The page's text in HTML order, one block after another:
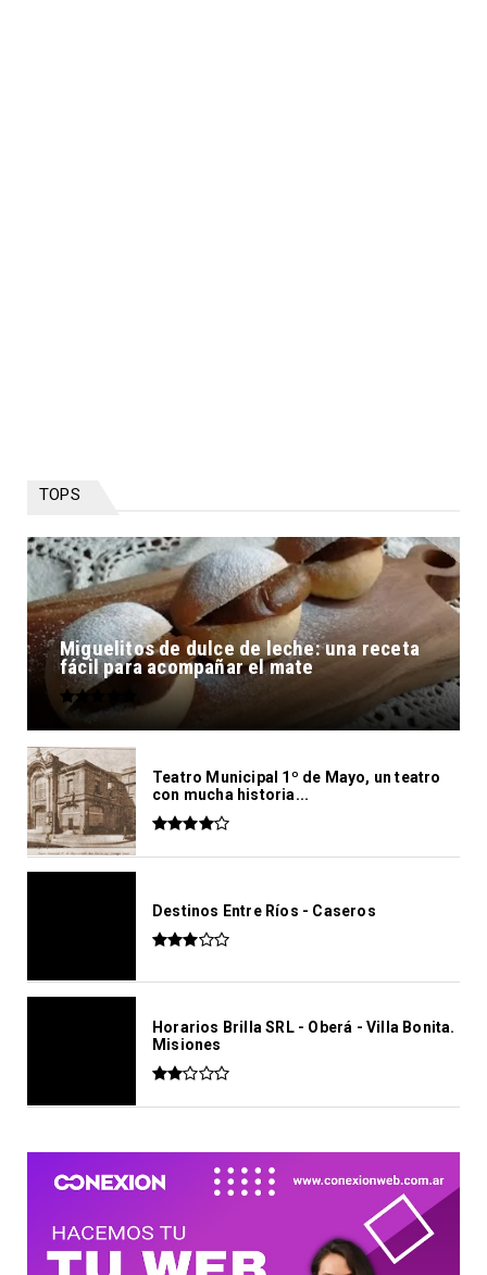
TOPS
Miguelitos de dulce de leche: una receta
fácil para acompañar el mate
Teatro Municipal 1º de Mayo, un teatro
con mucha historia...
Destinos Entre Ríos - Caseros
Horarios Brilla SRL - Oberá - Villa Bonita.
Misiones